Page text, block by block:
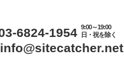
6824-1954 9:00～19:00
日・祝を除く
info@sitecatcher.net